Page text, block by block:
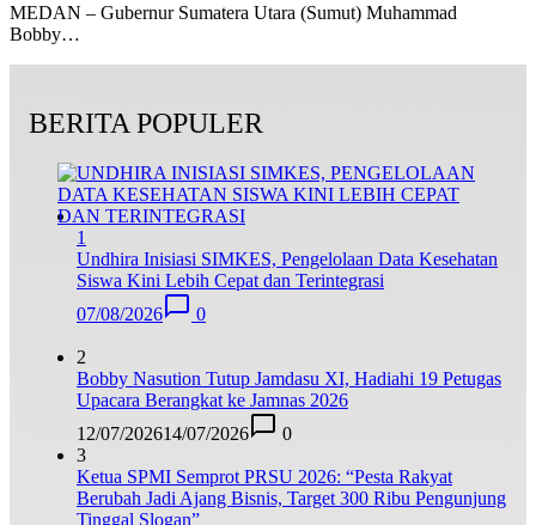
MEDAN – Gubernur Sumatera Utara (Sumut) Muhammad
Bobby…
BERITA POPULER
1
Undhira Inisiasi SIMKES, Pengelolaan Data Kesehatan
Siswa Kini Lebih Cepat dan Terintegrasi
07/08/2026
0
2
Bobby Nasution Tutup Jamdasu XI, Hadiahi 19 Petugas
Upacara Berangkat ke Jamnas 2026
12/07/202614/07/2026
0
3
Ketua SPMI Semprot PRSU 2026: “Pesta Rakyat
Berubah Jadi Ajang Bisnis, Target 300 Ribu Pengunjung
Tinggal Slogan”